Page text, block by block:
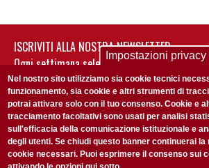
ISCRIVITI ALLA NOSTRA NEWSLETTER
Ogni settimana selezioniamo per te nostre
non perderti gli aggiornamenti della nostra
Impostazioni privacy
Nel nostro sito utilizziamo sia cookie tecnici
funzionamento, sia cookie e altri strumenti di
potrai attivare solo con il tuo consenso. Cookie e
tracciamento facoltativi sono usati per analisi
sull'efficacia della comunicazione istituzionale e
degli utenti. Se chiudi questo banner continuerai la
cookie necessari. Puoi esprimere il consenso sui